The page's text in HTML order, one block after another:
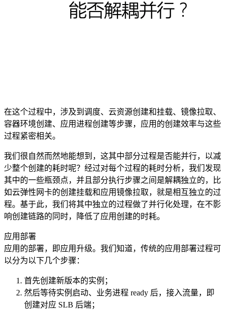
在这个过程中，涉及到调度、云资源创建和挂载、镜像拉取、
容器环境创建、应用进程创建等步骤，应用的创建效率与这些
过程紧密相关。
我们很自然而然地能想到，这其中部分过程是否能并行，以减
少整个创建的耗时呢？经过对每个过程的耗时分析，我们发现
其中的一些瓶颈点，并且部分执行步骤之间是解耦独立的，比
如云弹性网卡的创建挂载和应用镜像拉取，就是相互独立的过
程。基于此，我们将其中独立的过程做了并行化处理，在不影
响创建链路的同时，降低了应用创建的时耗。
应用部署
应用的部署，即应用升级。我们知道，传统的应用部署过程可
以分为以下几个步骤：
首先创建新版本的实例；
然后等待实例启动、业务进程 ready 后，接入流量，即
创建对应 SLB 后端；